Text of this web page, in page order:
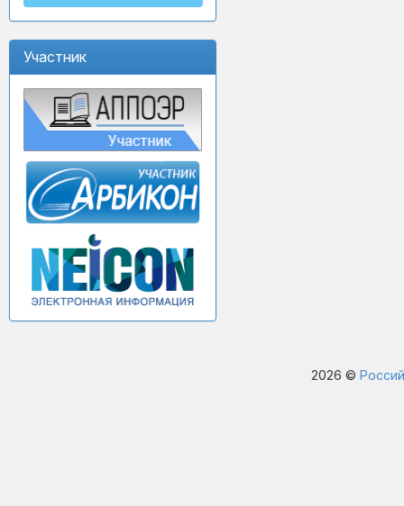
Участник
2026 ©